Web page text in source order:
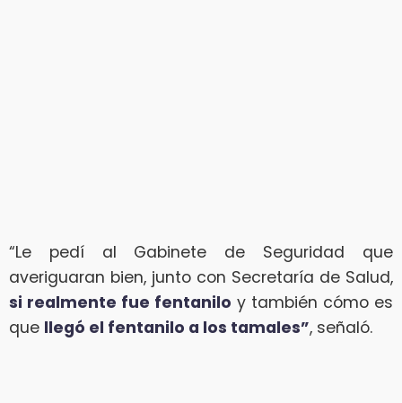
“Le pedí al Gabinete de Seguridad que
averiguaran bien, junto con Secretaría de Salud,
si realmente fue fentanilo y también cómo es
que llegó el fentanilo a los tamales”, señaló.